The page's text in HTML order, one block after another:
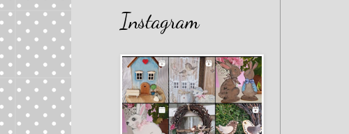
Instagram